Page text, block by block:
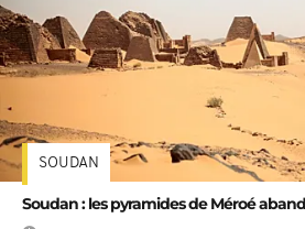
SOUDAN
Soudan : les pyramides de Méroé